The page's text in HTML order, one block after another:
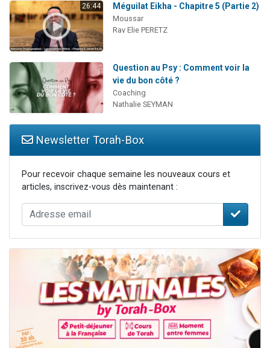
26:44 Méguilat Eikha - Chapitre 5 (Partie 2)
Moussar
Rav Elie PERETZ
Question au Psy : Comment voir la
vie du bon côté ?
Coaching
Nathalie SEYMAN
Newsletter Torah-Box
Pour recevoir chaque semaine les nouveaux cours et
articles, inscrivez-vous dès maintenant :